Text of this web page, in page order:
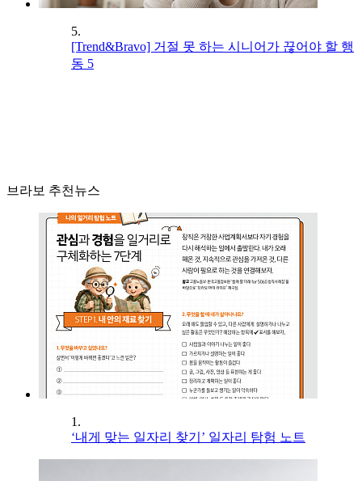
5.
[Trend&Bravo] 거절 못 하는 시니어가 끊어야 할 행
동 5
브라보 추천뉴스
1.
‘내게 맞는 일자리 찾기’ 일자리 탐험 노트